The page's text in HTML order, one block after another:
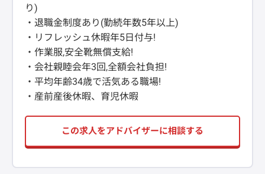
り)
・退職金制度あり(勤続年数5年以上)
・リフレッシュ休暇年5日付与!
・作業服,安全靴無償支給!
・会社親睦会年3回,全額会社負担!
・平均年齢34歳で活気ある職場!
・産前産後休暇、育児休暇
この求人をアドバイザーに相談する